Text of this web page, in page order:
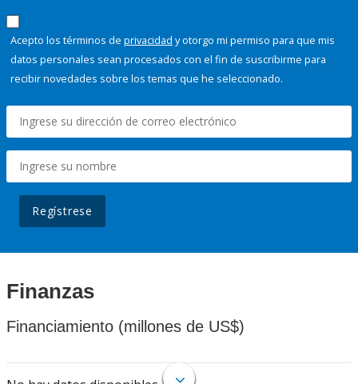
Acepto los términos de privacidad y otorgo mi permiso para que mis
datos personales sean procesados con el fin de suscribirme para
recibir novedades sobre los temas que he seleccionado.
Regístrese
Finanzas
Financiamiento (millones de US$)